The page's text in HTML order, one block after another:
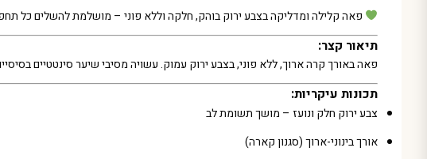
פאה קלילה ומדליקה בצבע ירוק בוהק, חלקה וללא פוני – מושלמת להשלים כל
תיאור קצר:
פאה באורך קרה ארוך, ללא פוני, בצבע ירוק עמוק. עשויה מסיבי שיער סינטטיים
תכונות עיקריות:
צבע ירוק חלק ונועז – מושך תשומת לב
אורך בינוני-ארוך (סגנון קארה)